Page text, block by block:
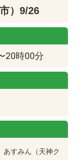
）9/26
20時00分
すみん（天神ク